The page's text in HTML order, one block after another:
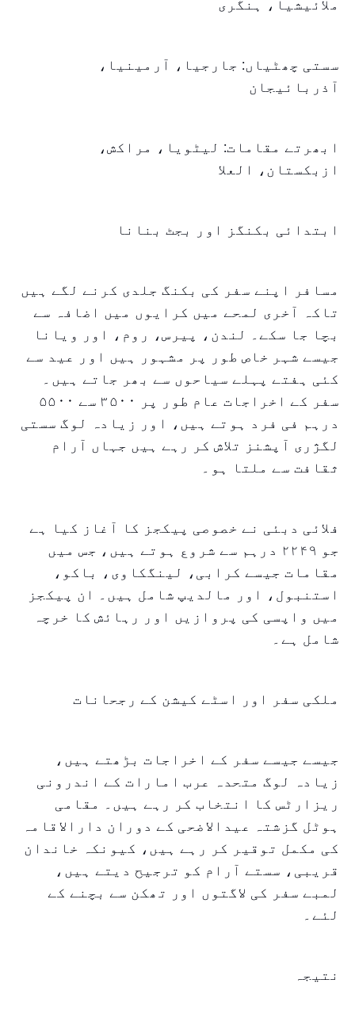
ملائیشیا، ہنگری
سستی چھٹیاں: جارجیا، آرمینیا،
آذربائیجان
ابھرتے مقامات: لیٹویا، مراکش،
ازبکستان، العلا
ابتدائی بکنگز اور بجٹ بنانا
مسافر اپنے سفر کی بکنگ جلدی کرنے لگے ہیں
تاکہ آخری لمحے میں کرایوں میں اضافہ سے
بچا جا سکے۔ لندن، پیرس، روم، اور ویانا
جیسے شہر خاص طور پر مشہور ہیں اور عید سے
کئی ہفتے پہلے سیاحوں سے بھر جاتے ہیں۔
سفر کے اخراجات عام طور پر ۳۵۰۰ سے ۵۵۰۰
درہم فی فرد ہوتے ہیں، اور زیادہ لوگ سستی
لگژری آپشنز تلاش کر رہے ہیں جہاں آرام
ثقافت سے ملتا ہو۔
فلائی دبئی نے خصوصی پیکجز کا آغاز کیا ہے
جو ۲۲۴۹ درہم سے شروع ہوتے ہیں، جس میں
مقامات جیسے کرابی، لینگکاوی، باکو،
استنبول، اور مالدیپ شامل ہیں۔ ان پیکجز
میں واپسی کی پروازیں اور رہائش کا خرچہ
شامل ہے۔
ملکی سفر اور اسٹے کیشن کے رجحانات
جیسے جیسے سفر کے اخراجات بڑھتے ہیں،
زیادہ لوگ متحدہ عرب امارات کے اندرونی
ریزارٹس کا انتخاب کر رہے ہیں۔ مقامی
ہوٹل گزشتہ عیدالاضحی کے دوران دارالاقامہ
کی مکمل توقیر کر رہے ہیں، کیونکہ خاندان
قریبی، سستے آرام کو ترجیح دیتے ہیں،
لمبے سفر کی لاگتوں اور تھکن سے بچنے کے
لئے۔
نتیجہ